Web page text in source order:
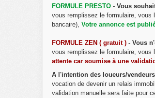
FORMULE PRESTO - Vous
vous remplissez le formulaire, vous
bancaire), Votre annonce est
FORMULE ZEN ( gratuit ) - Vous
vous remplissez le formulaire, vous
attente car soumise à une
A l'intention des loueurs/
vocation de devenir un relais
validation manuelle sera faite pour